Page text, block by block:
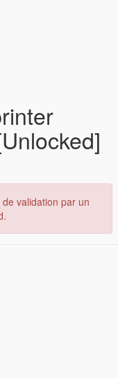
validation par un